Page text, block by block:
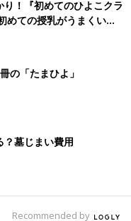
！『初めてのひよこクラ
めての授乳がうまくい
と夏のトラブル 解決テ
の「たまひよ」
？墓じまい費用
Recommended by